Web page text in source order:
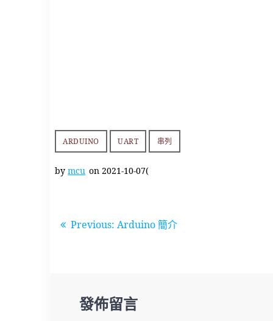
ARDUINO UART 串列
bymcu on 2021-10-07(
文Previous: Previous
Arduino 簡介
發佈留言